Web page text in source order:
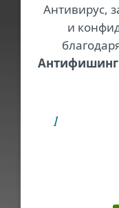
Антивирус,
и
Антифишинг